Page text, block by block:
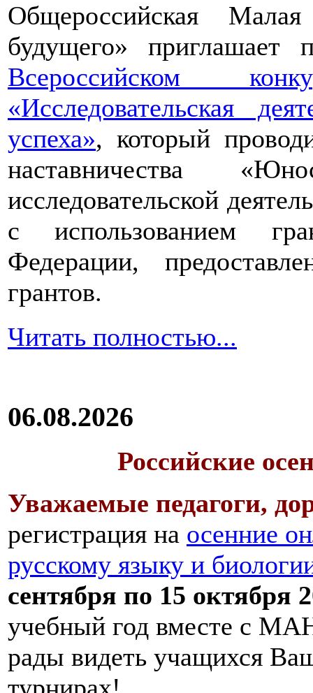
Общероссийская
будущего» приглашает
Всероссийском
«Исследовательская
успеха», который
наставничества
исследовательской
с использованием
Федерации,
грантов.
Читать полностью...
06.08.2026
Российские
Уважаемые педагоги,
регистрация на осенние
русскому языку и
сентября по 15 октября
учебный год вместе с
рады видеть учащихся